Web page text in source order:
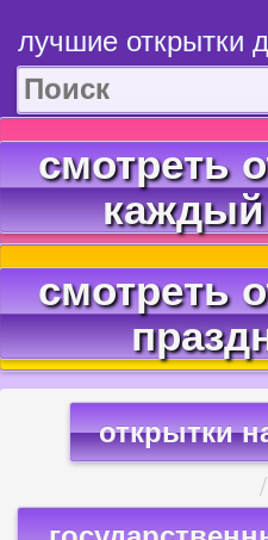
лучшие открытки
смотреть
смотреть
открытки